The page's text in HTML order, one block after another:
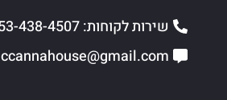
שירות לקוחות: 053-438-4507
ccannahouse@gmail.com